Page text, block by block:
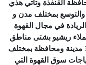
القنفذة وتاتي هذي
والتوسع بمختلف مدن و
في مجال القهوة
ريشيو بشتى مناطق
المملكة اذ اكملت العلامة تواجدها في 34 مدينة ومحافظة بمختلف
سوق القهوة التي